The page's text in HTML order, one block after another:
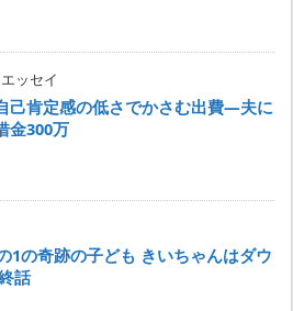
ッセイ
己肯定感の低さでかさむ出費―夫に
金300万
1の奇跡の子ども きいちゃんはダウ
話